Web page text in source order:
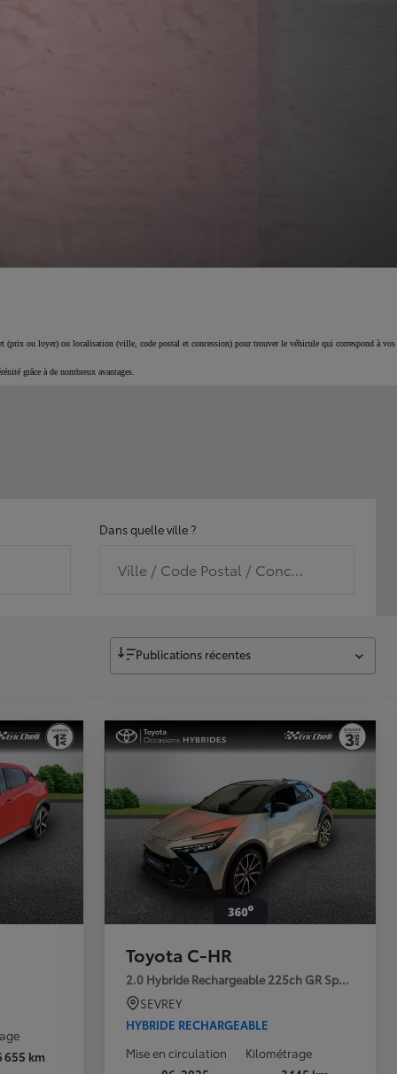
(prix ou loyer) ou localisation (ville, code postal et concession) pour trouver le véhicule qui correspond à vos
grâce à de nombreux avantages.
Dans quelle ville ?
Ville / Code Postal / Concession
Publications récentes
655 km
Toyota C-HR
2.0 Hybride Rechargeable 225ch GR Sport
SEVREY
HYBRIDE RECHARGEABLE
Mise en circulation
Kilométrage